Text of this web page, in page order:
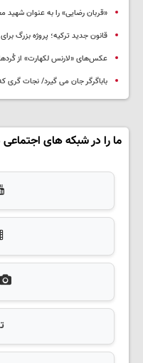
«قربان رضایی» را به عنوان شهید
قانون جدید ترکیه؛ پروژه بزرگ‌
عکس‌های «لارنس لکهارت» از
باباگرگر جان می گیرد/ نجات گری که
ما را در شبکه های اجتماعی